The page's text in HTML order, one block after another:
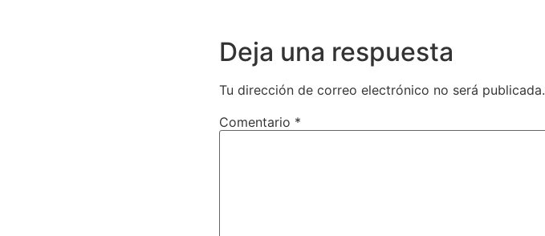
Deja una respuesta
Tu dirección de correo electrónico no será publicada.
Comentario *